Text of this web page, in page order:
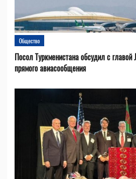
Общество
Посол Туркменистана обсудил с главой
прямого авиасообщения